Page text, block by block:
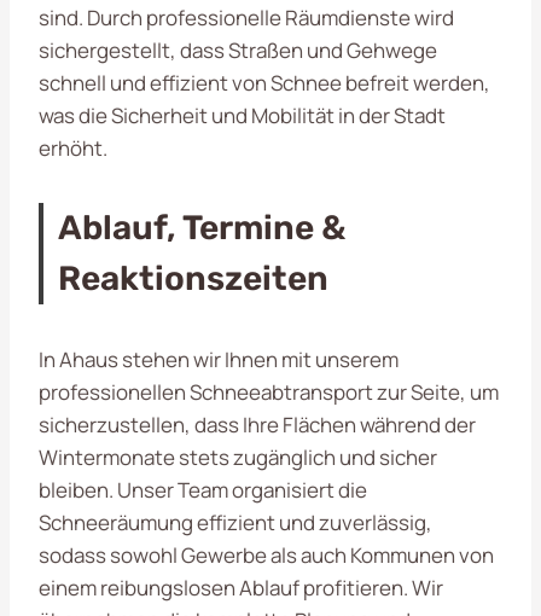
sind. Durch professionelle Räumdienste wird
sichergestellt, dass Straßen und Gehwege
schnell und effizient von Schnee befreit werden,
was die Sicherheit und Mobilität in der Stadt
erhöht.
Ablauf, Termine &
Reaktionszeiten
In Ahaus stehen wir Ihnen mit unserem
professionellen Schneeabtransport zur Seite, um
sicherzustellen, dass Ihre Flächen während der
Wintermonate stets zugänglich und sicher
bleiben. Unser Team organisiert die
Schneeräumung effizient und zuverlässig,
sodass sowohl Gewerbe als auch Kommunen von
einem reibungslosen Ablauf profitieren. Wir